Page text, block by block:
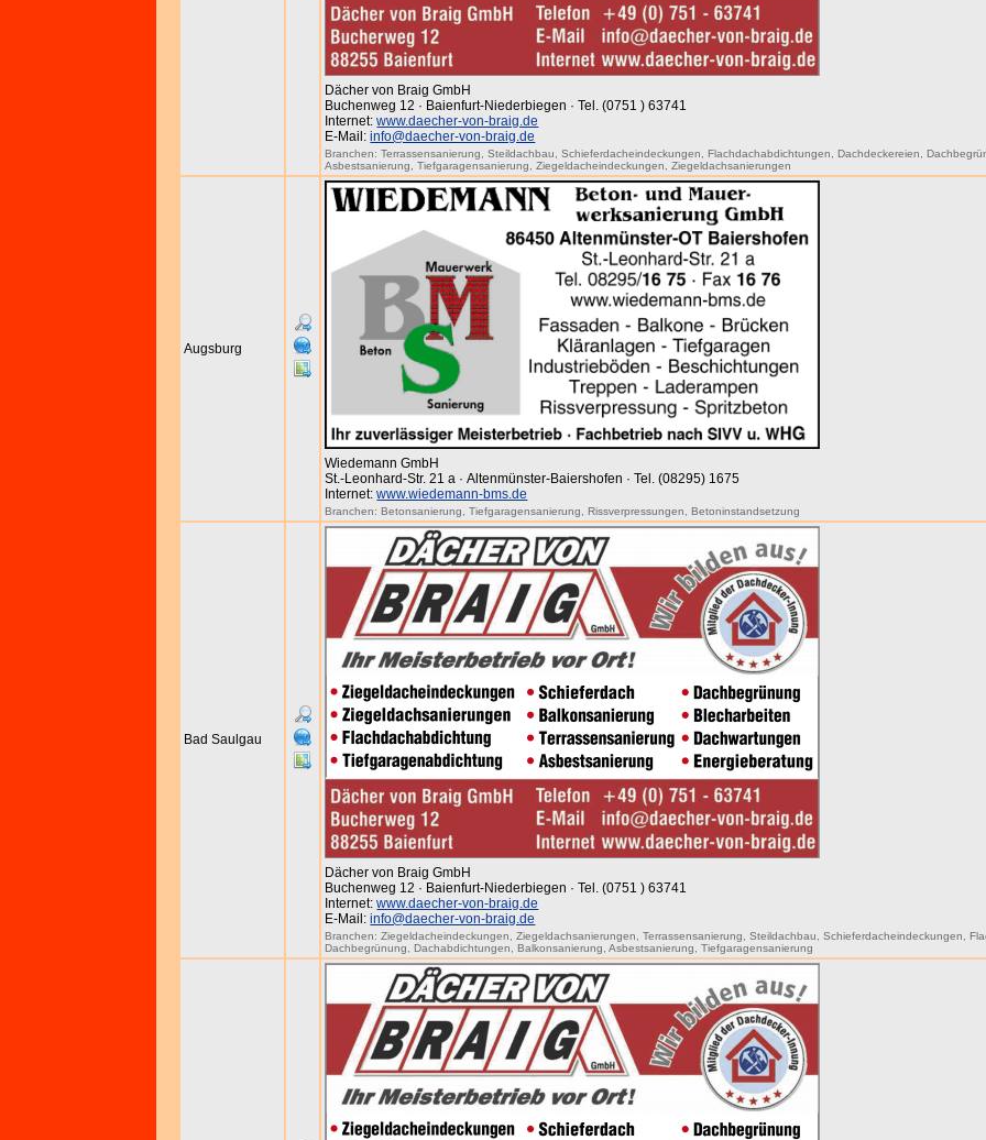
Dächer von Braig GmbH
Buchenweg 12 · Baienfurt-Niederbiegen · Tel. (0751 ) 63741
Internet:www.daecher-von-braig.de
E-Mail:info@daecher-von-braig.de
Branchen:Terrassensanierung ,Steildachbau ,Schieferdacheindeckungen ,Flachdachabdichtungen ,Dachdeckereien ,
Asbestsanierung
,Tiefgaragensanierung ,Ziegeldacheindeckungen ,Ziegeldachsanierungen
Augsburg
Wiedemann GmbH
St.-Leonhard-Str. 21 a · Altenmünster-Baiershofen · Tel. (08295) 1675
Internet:www.wiedemann-bms.de
Branchen:Betonsanierung ,Tiefgaragensanierung ,Rissverpressungen ,Betoninstandsetzung
Bad Saulgau
Dächer von Braig GmbH
Buchenweg 12 · Baienfurt-Niederbiegen · Tel. (0751 ) 63741
Internet:www.daecher-von-braig.de
E-Mail:info@daecher-von-braig.de
Branchen:Ziegeldacheindeckungen ,Ziegeldachsanierungen ,Terrassensanierung ,Steildachbau ,Schieferdacheindeckungen ,
Dachbegrünung
,Dachabdichtungen ,Balkonsanierung ,Asbestsanierung ,Tiefgaragensanierung